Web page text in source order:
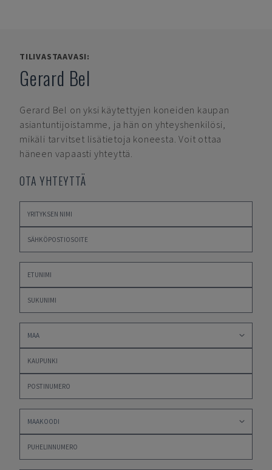
TILIVASTAAVASI:
Gerard Bel
Gerard Bel on yksi käytettyjen koneiden kaupan
asiantuntijoistamme, ja hän on yhteyshenkilösi,
mikäli tarvitset lisätietoja koneesta. Voit ottaa
häneen vapaasti yhteyttä.
OTA YHTEYTTÄ